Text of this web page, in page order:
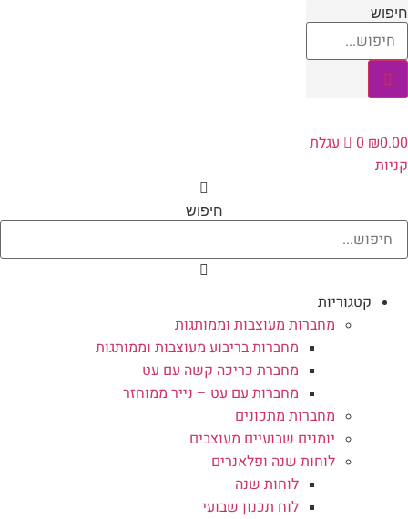
₪
0
עגלת
חיפוש
קטגוריות
מחברות מעוצבות וממותגות
מחברות בריבוע מעוצבות וממותגות
מחברת כריכה קשה עם עט
מחברות עם עט – נייר ממוחזר
מחברות מתכונים
יומנים שבועיים מעוצבים
לוחות שנה ופלאנרים
לוחות שנה
לוח תכנון שבועי